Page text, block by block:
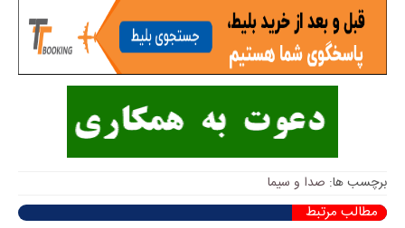
برچسب ها: صدا و سیما
مطالب مرتبط